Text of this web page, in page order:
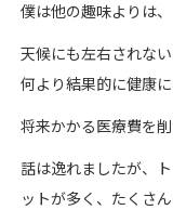
僕は他の趣味よりは
天候にも左右されな
何より結果的に健康
将来かかる医療費を
話は逸れましたが、
ットが多く、たくさ